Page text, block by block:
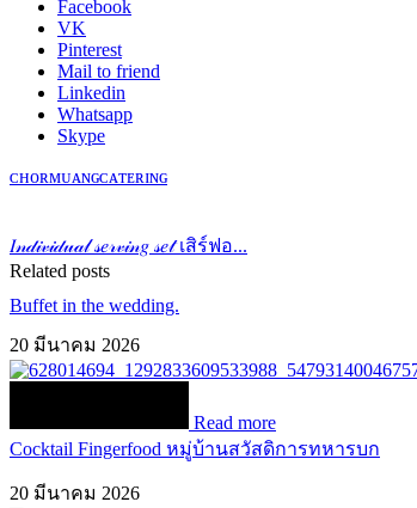
Facebook
VK
Pinterest
Mail to friend
Linkedin
Whatsapp
Skype
ᴄʜᴏʀᴍᴜᴀɴɢᴄᴀᴛᴇʀɪɴɢ
𝐼𝓃𝒹𝒾𝓋𝒾𝒹𝓊𝒶𝓁 𝓈𝑒𝓇𝓋𝒾𝓃𝑔 𝓈𝑒𝓉 เสิร์ฟอ...
Related posts
Buffet in the wedding.
20 มีนาคม 2026
Read more
Cocktail Fingerfood หมู่บ้านสวัสดิการทหารบก
20 มีนาคม 2026